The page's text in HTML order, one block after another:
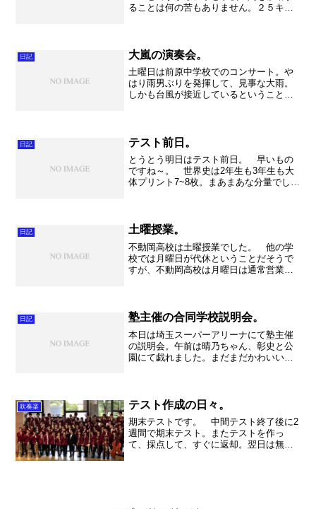
ることは何の苦もありません。２５キロ
プレゼンテーション」や「...
日記 大嵐の演奏会。
土曜日は前原中学校でのコンサート。や
はり雨男ぶりを発揮して、見事な大雨。
しかも台風が接近しているということ
たので、見させて頂いてとて...
日記 テスト前日。
とうとう明日はテスト前日。 早いもの
ですね～。 世界史は2年生も3年生も大
体プリント7~8枚。まあまあな分量でしょ
らい何とでもな...
日記 土曜授業。
不動岡高校は土曜授業でした。 他の学
校では月曜日が代休ということだそうで
すが、不動岡高校は月曜日は通常営業で
くれた皆さんは長く見てくれま...
日記 塾主催の合同学校説明会。
本日は埼玉スーパーアリーナにて塾主催
の説明会。午前は晴乃ちゃん、彰史と公
園にて戯れました。まだまだかわいい盛
ゃ良かった。。。会場には...
吹奏楽 テスト作成の日々。
期末テストです。 中間テスト終了後に2
週間で期末テスト。またテストを作っ
て、採点して、すぐに返却。翌日は無理